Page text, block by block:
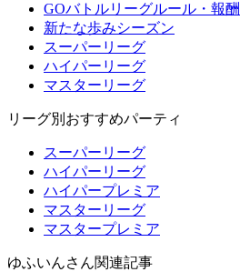
GOバトルリーグルール・報酬
新たな歩みシーズン
スーパーリーグ
ハイパーリーグ
マスターリーグ
リーグ別おすすめパーティ
スーパーリーグ
ハイパーリーグ
ハイパープレミア
マスターリーグ
マスタープレミア
ゆふいんさん関連記事